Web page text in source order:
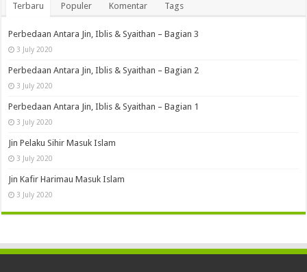
Terbaru Populer Komentar Tags
Perbedaan Antara Jin, Iblis & Syaithan – Bagian 3
3 July 2020
Perbedaan Antara Jin, Iblis & Syaithan – Bagian 2
3 July 2020
Perbedaan Antara Jin, Iblis & Syaithan – Bagian 1
3 July 2020
Jin Pelaku Sihir Masuk Islam
3 July 2020
Jin Kafir Harimau Masuk Islam
3 July 2020